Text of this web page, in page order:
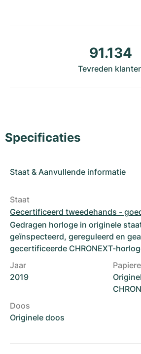
91.134
Tevreden
Specificaties
Staat & Aanvullende informatie
Staat
Gecertificeerd tweedehands -
Gedragen horloge in originele
geïnspecteerd, gereguleerd en
gecertificeerde CHRONEXT-
Jaar
2019
Doos
Originele doos